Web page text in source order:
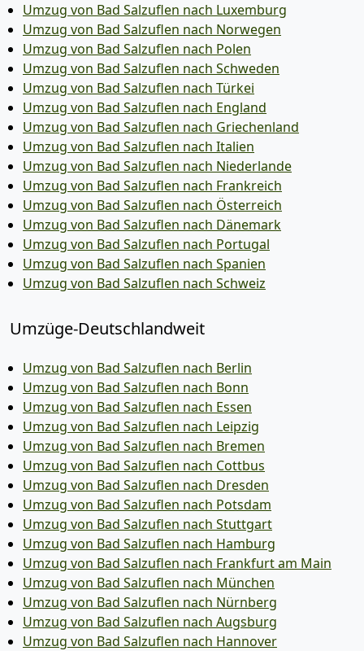
Umzug von Bad Salzuflen nach Luxemburg
Umzug von Bad Salzuflen nach Norwegen
Umzug von Bad Salzuflen nach Polen
Umzug von Bad Salzuflen nach Schweden
Umzug von Bad Salzuflen nach Türkei
Umzug von Bad Salzuflen nach England
Umzug von Bad Salzuflen nach Griechenland
Umzug von Bad Salzuflen nach Italien
Umzug von Bad Salzuflen nach Niederlande
Umzug von Bad Salzuflen nach Frankreich
Umzug von Bad Salzuflen nach Österreich
Umzug von Bad Salzuflen nach Dänemark
Umzug von Bad Salzuflen nach Portugal
Umzug von Bad Salzuflen nach Spanien
Umzug von Bad Salzuflen nach Schweiz
Umzüge-Deutschlandweit
Umzug von Bad Salzuflen nach Berlin
Umzug von Bad Salzuflen nach Bonn
Umzug von Bad Salzuflen nach Essen
Umzug von Bad Salzuflen nach Leipzig
Umzug von Bad Salzuflen nach Bremen
Umzug von Bad Salzuflen nach Cottbus
Umzug von Bad Salzuflen nach Dresden
Umzug von Bad Salzuflen nach Potsdam
Umzug von Bad Salzuflen nach Stuttgart
Umzug von Bad Salzuflen nach Hamburg
Umzug von Bad Salzuflen nach Frankfurt am Main
Umzug von Bad Salzuflen nach München
Umzug von Bad Salzuflen nach Nürnberg
Umzug von Bad Salzuflen nach Augsburg
Umzug von Bad Salzuflen nach Hannover